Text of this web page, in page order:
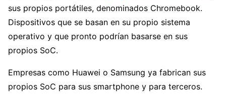
sus propios portátiles, denominados Chromebook.
Dispositivos que se basan en su propio sistema
operativo y que pronto podrían basarse en sus
propios SoC.
Empresas como Huawei o Samsung ya fabrican sus
propios SoC para sus smartphone y para terceros.